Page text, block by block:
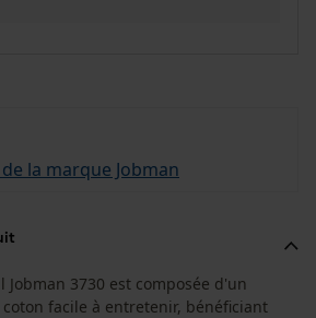
la marque Jobman
Jobman 3730 est composée d'un
facile à entretenir, bénéficiant